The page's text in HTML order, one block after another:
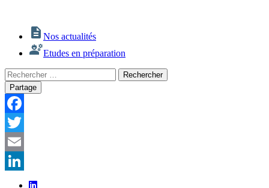
Nos actualités
Etudes en préparation
Rechercher
:
Rechercher
Partage
Facebook
Twitter
Email
LinkedIn